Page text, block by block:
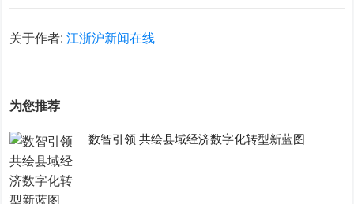
关于作者:江浙沪新闻在线
为您推荐
数智引领 共绘县域经济数字化转型新蓝图